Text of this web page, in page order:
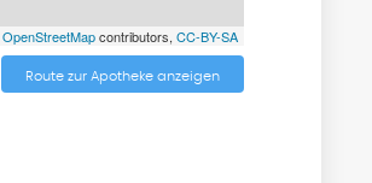
OpenStreetMapcontributors, CC-BY-SA
Route zur Apotheke anzeigen